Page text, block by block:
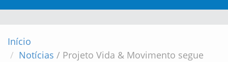
NAVIGATION
Início
Notícias / Projeto Vida & Movimento segue